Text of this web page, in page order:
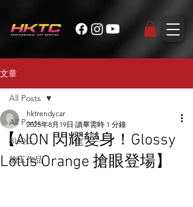
文章
All Posts
BLOG
施工作品
All Posts
【AION 閃耀變身！Glossy
Lotus Orange 搶眼登場】
hktrendycar
2025年8月19日 讀畢需時 1 分鐘